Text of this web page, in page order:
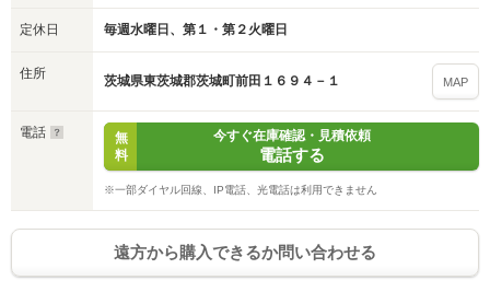
定休日 毎週水曜日、第１・第２火曜日
住所 茨城県東茨城郡茨城町前田１６９４－１ MAP
電話
無
料
今すぐ在庫確認・見積依頼
電話する
※一部ダイヤル回線、IP電話、光電話は利用できません
遠方から購入できるか問い合わせる